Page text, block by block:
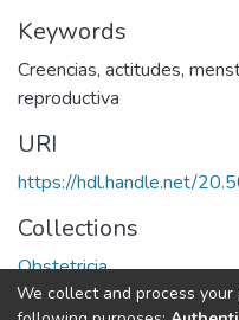
Keywords
Creencias, actitudes,
reproductiva
URI
https://hdl.handle.net/
Collections
Obstetricia
We collect and process